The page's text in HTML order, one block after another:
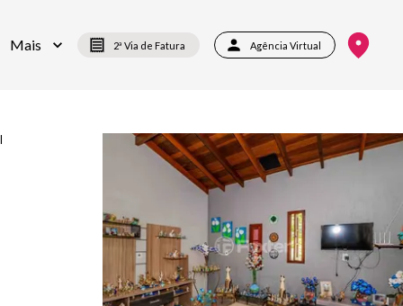
Mais 2ª Via de Fatura Agência Virtual